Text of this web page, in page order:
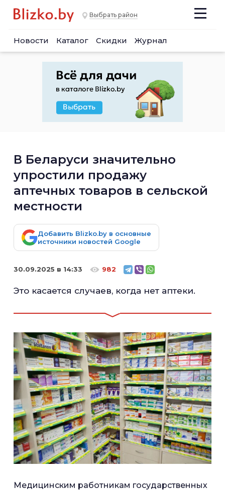
Выбрать район
Новости Каталог Скидки Журнал
В Беларуси значительно
упростили продажу
аптечных товаров в сельской
местности
Добавить Blizko.by в основные
источники новостей Google
30.09.2025 в 14:33 982
Это касается случаев, когда нет аптеки.
Медицинским работникам государственных